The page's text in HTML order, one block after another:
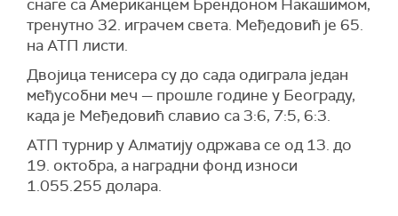
снаге са Американцем Брендоном Накашимом,
тренутно 32. играчем света. Међедовић је 65.
на АТП листи.
Двојица тенисера су до сада одиграла један
међусобни меч — прошле године у Београду,
када је Међедовић славио са 3:6, 7:5, 6:3.
АТП турнир у Алматију одржава се од 13. до
19. октобра, а наградни фонд износи
1.055.255 долара.